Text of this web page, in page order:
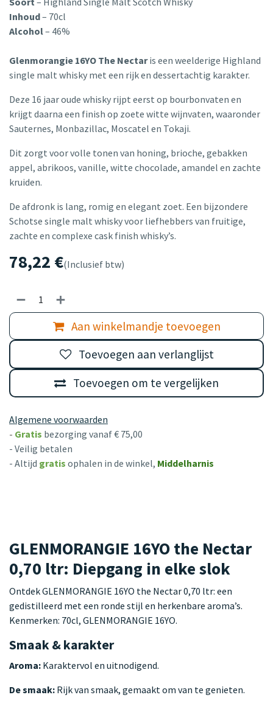
Inhoud– 70cl
Alcohol– 46%
Glenmorangie 16YO The Nectaris een weelderige Highland
single malt whisky met een rijk en dessertachtig karakter.
Deze 16 jaar oude whisky rijpt eerst op bourbonvaten en
krijgt daarna een finish op zoete witte wijnvaten, waaronder
Sauternes, Monbazillac, Moscatel en Tokaji.
Dit zorgt voor volle tonen van honing, brioche, gebakken
appel, abrikoos, vanille, witte chocolade, amandel en zachte
kruiden.
De afdronk is lang, romig en elegant zoet. Een bijzondere
Schotse single malt whisky voor liefhebbers van fruitige,
zachte en complexe cask finish whisky’s.
78,22 €(Inclusief btw)
Aan winkelmandje toevoegen
Toevoegen om te vergelijken
Toevoegen aan verlanglijst
Algemene voorwaarden
- Gratis bezorging vanaf € 75,00
- Veilig betalen
- Altijd gratis ophalen in de winkel, Middelharnis
GLENMORANGIE 16YO the Nectar
0,70 ltr: Diepgang in elke slok
Ontdek GLENMORANGIE 16YO the Nectar 0,70 ltr: een
gedistilleerd met een ronde stijl en herkenbare aroma’s.
Kenmerken: 70cl, GLENMORANGIE 16YO.
Smaak & karakter
Aroma: Karaktervol en uitnodigend.
De smaak: Rijk van smaak, gemaakt om van te genieten.